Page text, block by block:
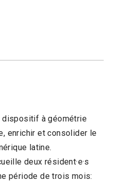
dispositif à géométrie
enrichir et consolider le
latine.
deux résident·e·s
période de trois mois: